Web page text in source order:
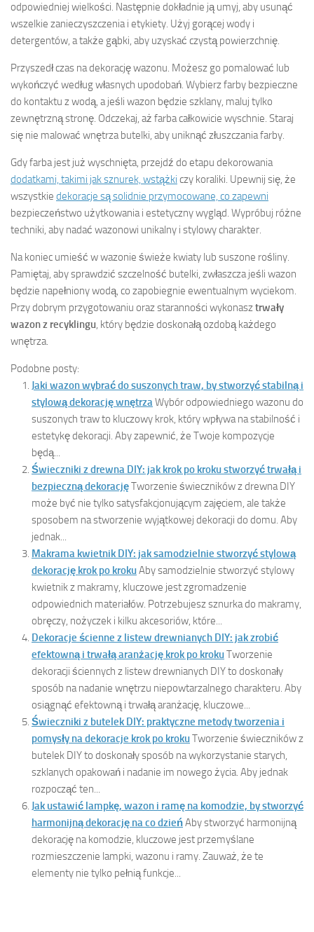
odpowiedniej wielkości. Następnie dokładnie ją umyj, aby usunąć
wszelkie zanieczyszczenia i etykiety. Użyj gorącej wody i
detergentów, a także gąbki, aby uzyskać czystą powierzchnię.
Przyszedł czas na dekorację wazonu. Możesz go pomalować lub
wykończyć według własnych upodobań. Wybierz farby bezpieczne
do kontaktu z wodą, a jeśli wazon będzie szklany, maluj tylko
zewnętrzną stronę. Odczekaj, aż farba całkowicie wyschnie. Staraj
się nie malować wnętrza butelki, aby uniknąć złuszczania farby.
Gdy farba jest już wyschnięta, przejdź do etapu dekorowania
dodatkami, takimi jak sznurek, wstążki czy koraliki. Upewnij się, że
wszystkie dekoracje są solidnie przymocowane, co zapewni
bezpieczeństwo użytkowania i estetyczny wygląd. Wypróbuj różne
techniki, aby nadać wazonowi unikalny i stylowy charakter.
Na koniec umieść w wazonie świeże kwiaty lub suszone rośliny.
Pamiętaj, aby sprawdzić szczelność butelki, zwłaszcza jeśli wazon
będzie napełniony wodą, co zapobiegnie ewentualnym wyciekom.
Przy dobrym przygotowaniu oraz staranności wykonasztrwały
wazon z recyklingu, który będzie doskonałą ozdobą każdego
wnętrza.
Podobne posty:
Jaki wazon wybrać do suszonych traw, by stworzyć stabilną i
stylową dekorację wnętrzaWybór odpowiedniego wazonu do
suszonych traw to kluczowy krok, który wpływa na stabilność i
estetykę dekoracji. Aby zapewnić, że Twoje kompozycje
będą...
Świeczniki z drewna DIY: jak krok po kroku stworzyć trwałą i
bezpieczną dekoracjęTworzenie świeczników z drewna DIY
może być nie tylko satysfakcjonującym zajęciem, ale także
sposobem na stworzenie wyjątkowej dekoracji do domu. Aby
jednak...
Makrama kwietnik DIY: jak samodzielnie stworzyć stylową
dekorację krok po krokuAby samodzielnie stworzyć stylowy
kwietnik z makramy, kluczowe jest zgromadzenie
odpowiednich materiałów. Potrzebujesz sznurka do makramy,
obręczy, nożyczek i kilku akcesoriów, które...
Dekoracje ścienne z listew drewnianych DIY: jak zrobić
efektowną i trwałą aranżację krok po krokuTworzenie
dekoracji ściennych z listew drewnianych DIY to doskonały
sposób na nadanie wnętrzu niepowtarzalnego charakteru. Aby
osiągnąć efektowną i trwałą aranżację, kluczowe...
Świeczniki z butelek DIY: praktyczne metody tworzenia i
pomysły na dekoracje krok po krokuTworzenie świeczników z
butelek DIY to doskonały sposób na wykorzystanie starych,
szklanych opakowań i nadanie im nowego życia. Aby jednak
rozpocząć ten...
Jak ustawić lampkę, wazon i ramę na komodzie, by stworzyć
harmonijną dekorację na co dzieńAby stworzyć harmonijną
dekorację na komodzie, kluczowe jest przemyślane
rozmieszczenie lampki, wazonu i ramy. Zauważ, że te
elementy nie tylko pełnią funkcje...